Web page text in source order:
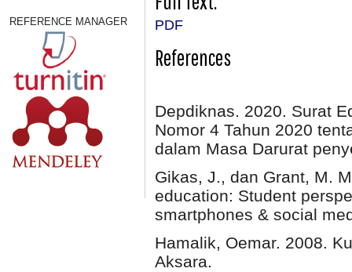
REFERENCE MANAGER PDF
References
Depdiknas. 2020. Surat
Nomor 4 Tahun 2020
dalam Masa Darurat
Gikas, J., dan Grant, M.
education: Student
smartphones & social
Hamalik, Oemar. 2008.
Aksara.